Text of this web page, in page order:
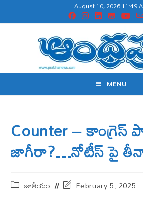
August 10, 2026 11:49
MENU
Counter – కాంగ్రెస్
జాగీరా?…నోటీస్ పై
జాతీయం February 5, 2025